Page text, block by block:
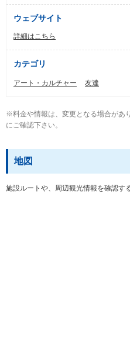
ウェブサイト
詳細はこちら
カテゴリ
アート・カルチャー 友達
※料金や情報は、変更となる場合があ
にご確認下さい。
地図
施設ルートや、周辺観光情報を確認す